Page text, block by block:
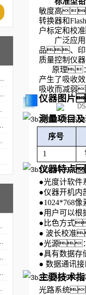
敏度高
转换器和
户标定和
广泛应
品、印
质量控制仪
原理
产生了吸收
吸收而减弱
仪器图片
测量项目
序号
1
仪器特点
●光度计软
●仪器开机内
●1024*768
●用户可以根
● 比色方式
● 波长校准
●光源
●具有数据
● 数据通讯
主要技术
光路系